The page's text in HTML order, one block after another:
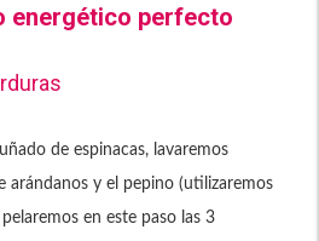
energético perfecto
de espinacas, lavaremos
arándanos y el pepino (utilizaremos
en este paso las 3